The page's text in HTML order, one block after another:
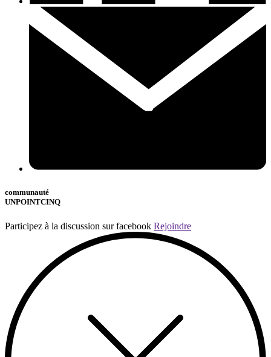
communauté
UNPOINTCINQ
Participez à la discussion sur facebook Rejoindre